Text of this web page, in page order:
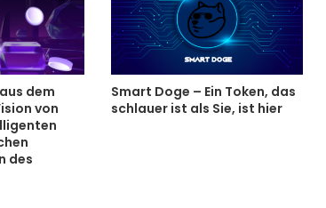
dem
von
des
Smart Doge – Ein Token, das
schlauer ist als Sie, ist hier